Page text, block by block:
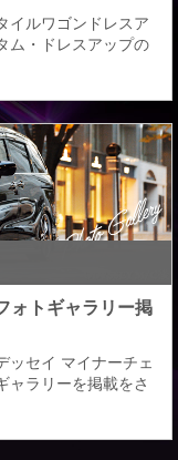
イルワゴンドレスア
ム・ドレスアップの
イ「デポルテ」エ
介させていただき
ィとの一体感を追究
、待望論根強かった
ナビ...
ォトギャラリー掲
ッセイ マイナーチェ
ャラリーを掲載をさ
のエアロパーツを
。どうぞよろしく
ちら≫≫